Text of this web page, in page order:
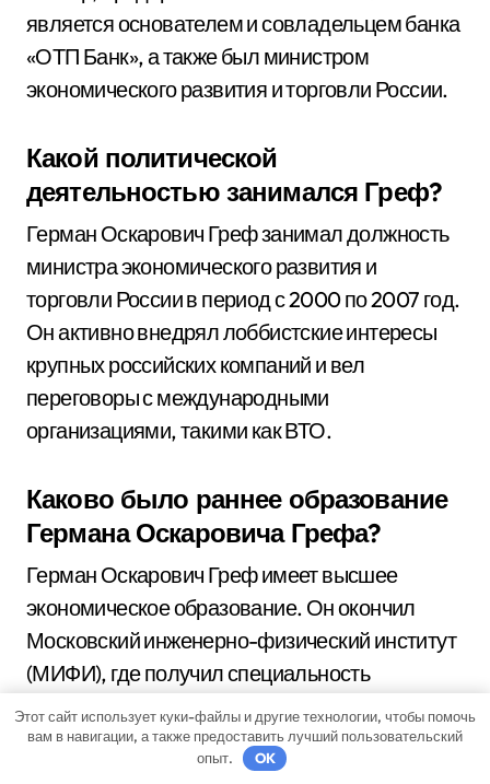
является основателем и совладельцем банка
«ОТП Банк», а также был министром
экономического развития и торговли России.
Какой политической
деятельностью занимался Греф?
Герман Оскарович Греф занимал должность
министра экономического развития и
торговли России в период с 2000 по 2007 год.
Он активно внедрял лоббистские интересы
крупных российских компаний и вел
переговоры с международными
организациями, такими как ВТО.
Каково было раннее образование
Германа Оскаровича Грефа?
Герман Оскарович Греф имеет высшее
экономическое образование. Он окончил
Московский инженерно-физический институт
(МИФИ), где получил специальность
инженера-физика. Позднее он также
закончил Московскую физико-техническую
Этот сайт использует куки-файлы и другие технологии, чтобы помочь
вам в навигации, а также предоставить лучший пользовательский
опыт.
OK